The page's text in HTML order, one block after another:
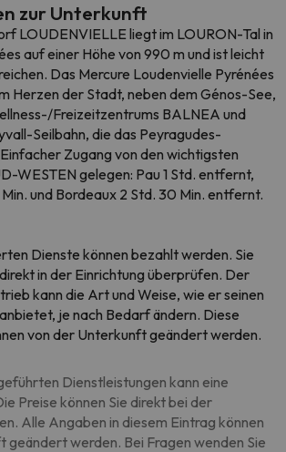
zur Unterkunft
LOUDENVIELLE liegt im LOURON-Tal in
auf einer Höhe von 990 m und ist leicht
Das Mercure Loudenvielle Pyrénées
Herzen der Stadt, neben dem Génos-See,
Freizeitzentrums BALNEA und
Seilbahn, die das Peyragudes-
Zugang von den wichtigsten
WESTEN gelegen: Pau 1 Std. entfernt,
Min. und Bordeaux 2 Std. 30 Min. entfernt.
Dienste können bezahlt werden. Sie
in der Einrichtung überprüfen. Der
kann die Art und Weise, wie er seinen
je nach Bedarf ändern. Diese
von der Unterkunft geändert werden.
Dienstleistungen kann eine
Preise können Sie direkt bei der
Alle Angaben in diesem Eintrag können
geändert werden. Bei Fragen wenden Sie